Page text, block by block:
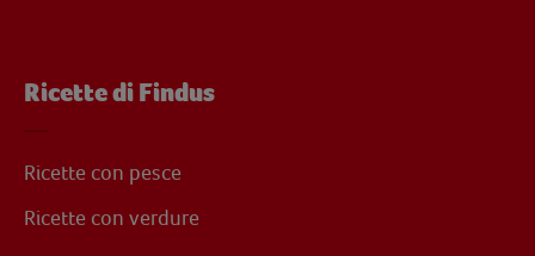
Ricette di Findus
Ricette con pesce
Ricette con verdure